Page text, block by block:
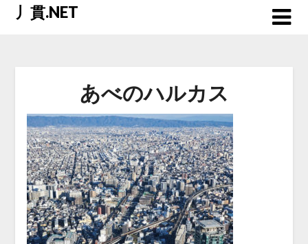
Skip丿貫.NET
あべのハルカス